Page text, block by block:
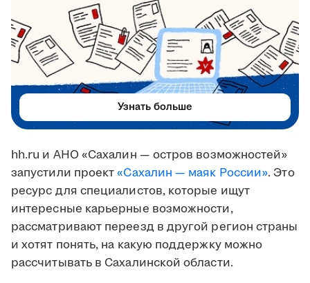
hh.ru и АНО «Сахалин — остров возможностей»
запустили проект«Сахалин — маяк России». Это
ресурс для специалистов, которые ищут
интересные карьерные возможности,
рассматривают переезд в другой регион страны
и хотят понять, на какую поддержку можно
рассчитывать в Сахалинской области.
Узнать больше